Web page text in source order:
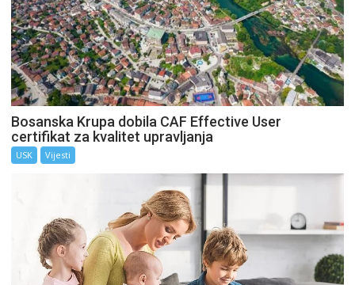
Bosanska Krupa dobila CAF Effective User
certifikat za kvalitet upravljanja
USK Vijesti